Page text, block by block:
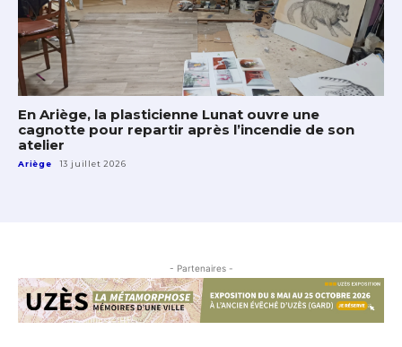
En Ariège, la plasticienne Lunat ouvre une
cagnotte pour repartir après l’incendie de son
atelier
Ariège 13 juillet 2026
- Partenaires -